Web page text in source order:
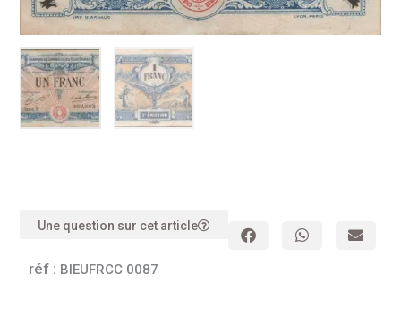
Une question sur cet article
réf : BIEUFRCC 0087